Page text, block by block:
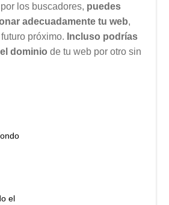
los buscadores, puedes
adecuadamente tu web,
próximo. Incluso podrías
dominiode tu web por otro sin
el